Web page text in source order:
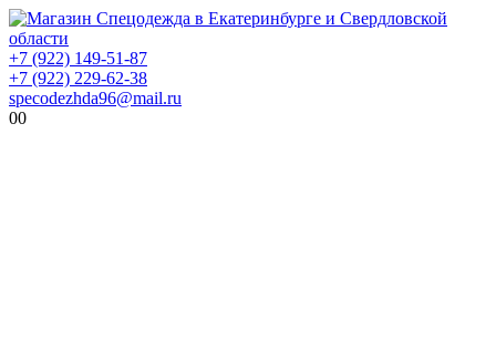
+7 (922) 149-51-87
+7 (922) 229-62-38
specodezhda96@mail.ru
00